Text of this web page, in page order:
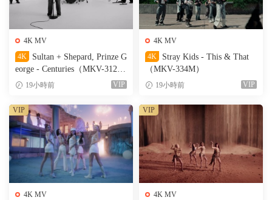
4K MV
4K
Sultan + Shepard, Prinze G
eorge - Centuries（MKV-312
M）19小時前 VIP
4K MV
4K
Stray Kids - This & That
（MKV-334M）
19小時前 VIP
4K MV
VIP
4K MV
VIP